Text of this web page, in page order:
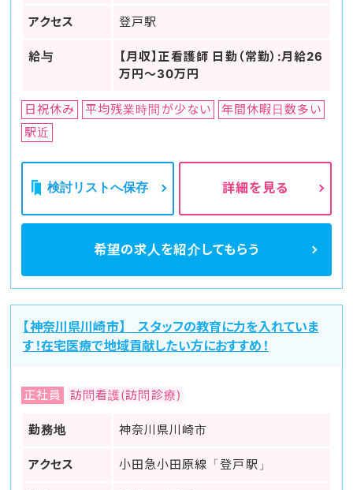
アクセス 登戸駅
給与
【月収】正看護師 日勤（常勤）:月給26
万円～30万円
日祝休み 平均残業時間が少ない
年間休暇日数多い
駅近
検討リストへ保存 詳細を見る
希望の求人を紹介してもらう
【神奈川県川崎市】 スタッフの教育に力を入れていま
す！在宅医療で地域貢献したい方におすすめ！
正社員 訪問看護(訪問診療)
勤務地 神奈川県川崎市
アクセス 小田急小田原線「登戸駅」